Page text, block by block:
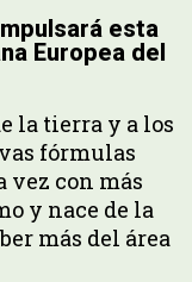
esta
Europea del
la tierra y a los
fórmulas
vez con más
y nace de la
más del área